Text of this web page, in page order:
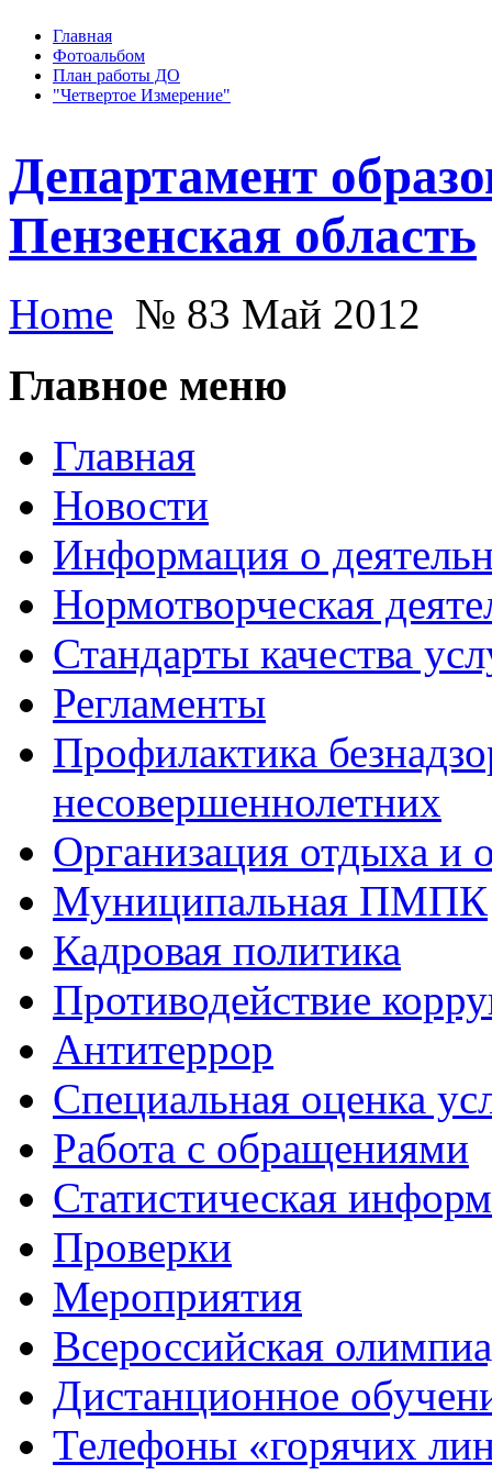
Главная
Фотоальбом
План работы ДО
"Четвертое Измерение"
Департамент
Пензенская область
Home № 83 Май 2012
Главное меню
Главная
Новости
Информация о
Нормотворческая
Стандарты качества
Регламенты
Профилактика
несовершеннолетних
Организация отдыха и
Муниципальная ПМПК
Кадровая политика
Противодействие
Антитеррор
Специальная оценка
Работа с обращениями
Статистическая
Проверки
Мероприятия
Всероссийская
Дистанционное
Телефоны «горячих